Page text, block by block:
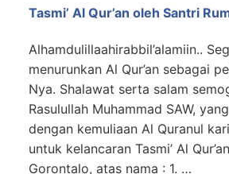
Tasmi’ Al Qur’an oleh Santri
Alhamdulillaahirabbil’alamiin..
menurunkan Al Qur’an sebagai
Nya. Shalawat serta salam
Rasulullah Muhammad SAW,
dengan kemuliaan Al Quranul
untuk kelancaran Tasmi’ Al
Gorontalo, atas nama : 1. …